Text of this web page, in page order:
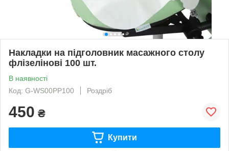
Накладки на підголовник масажного столу
флізелінові 100 шт.
В наявності
Код: G-WS00PP100
Роздріб
450 ₴
Купити